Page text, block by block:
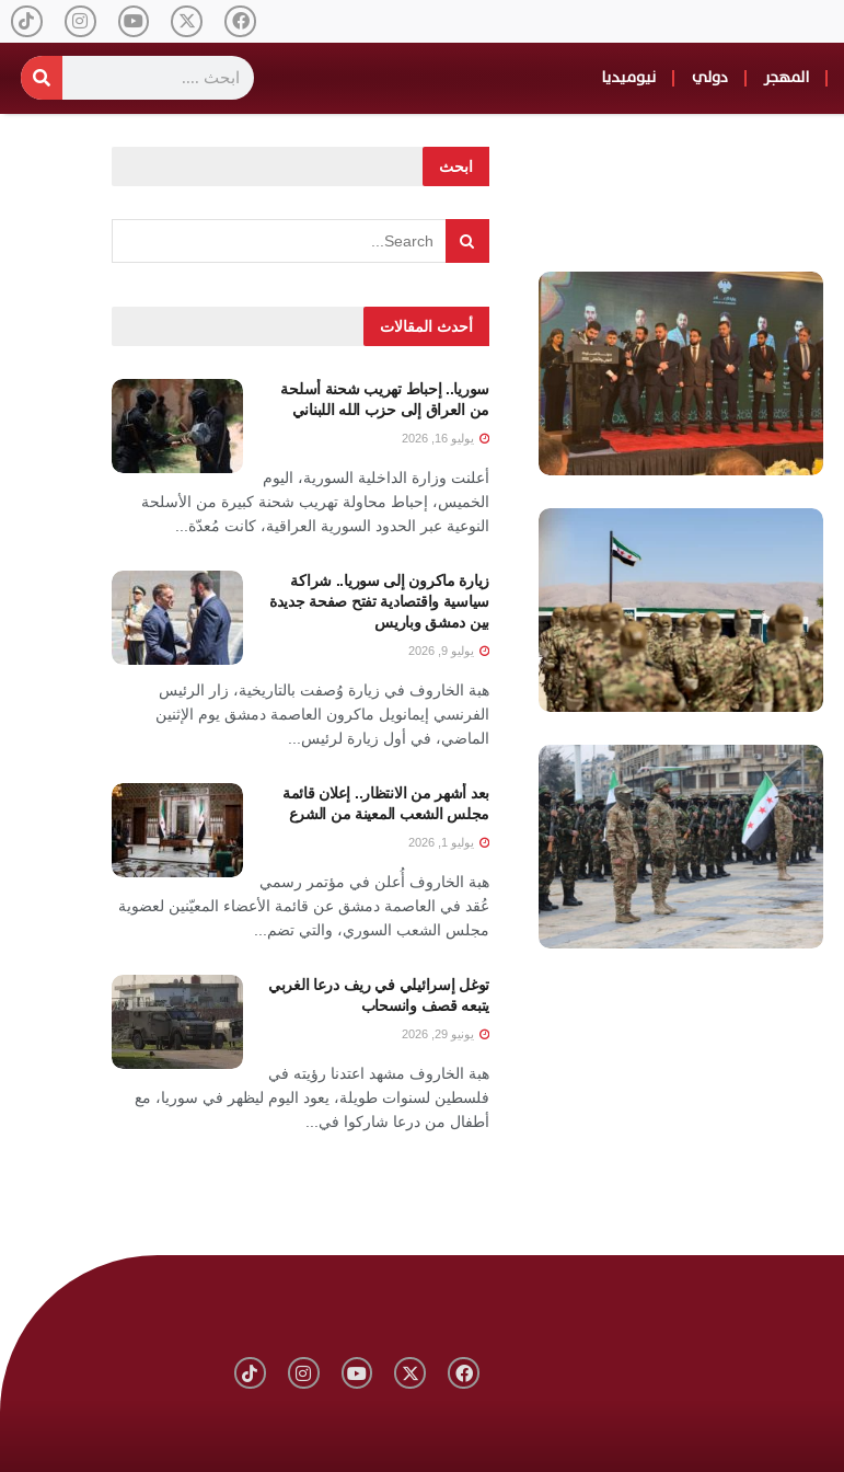
المهجر دولي نيوميديا
ابحث
أحدث المقالات
سوريا.. إحباط تهريب شحنة أسلحة
من العراق إلى حزب الله اللبناني
يوليو 16, 2026
أعلنت وزارة الداخلية السورية، اليوم
الخميس، إحباط محاولة تهريب شحنة كبيرة من الأسلحة
النوعية عبر الحدود السورية العراقية، كانت مُعدّة...
زيارة ماكرون إلى سوريا.. شراكة
سياسية واقتصادية تفتح صفحة جديدة
بين دمشق وباريس
يوليو 9, 2026
هبة الخاروف في زيارة وُصفت بالتاريخية، زار الرئيس
الفرنسي إيمانويل ماكرون العاصمة دمشق يوم الإثنين
الماضي، في أول زيارة لرئيس...
بعد أشهر من الانتظار.. إعلان قائمة
مجلس الشعب المعينة من الشرع
يوليو 1, 2026
هبة الخاروف أُعلن في مؤتمر رسمي
عُقد في العاصمة دمشق عن قائمة الأعضاء المعيّنين لعضوية
مجلس الشعب السوري، والتي تضم...
توغل إسرائيلي في ريف درعا الغربي
يتبعه قصف وانسحاب
يونيو 29, 2026
هبة الخاروف مشهد اعتدنا رؤيته في
فلسطين لسنوات طويلة، يعود اليوم ليظهر في سوريا، مع
أطفال من درعا شاركوا في...